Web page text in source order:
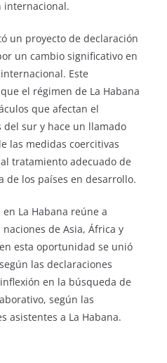
internacional.
un proyecto de declaración
un cambio significativo en
Este
el régimen de La Habana
que afectan el
sur y hace un llamado
las medidas coercitivas
tratamiento adecuado de
de los países en desarrollo.
La Habana reúne a
de Asia, África y
esta oportunidad se unió
las declaraciones
en la búsqueda de
según las
asistentes a La Habana.